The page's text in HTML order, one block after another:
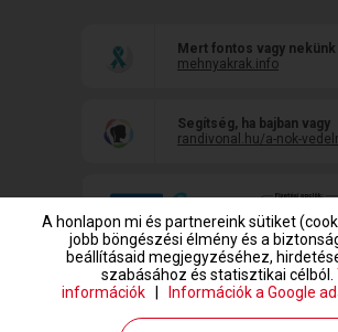
Mert fontos vagy nekünk
mehnyakrak.info
Segítség, ha bajban vagy
randivonal.hu/a-nok-
A honlapon mi és partnereink sütiket
jobb böngészési élmény és a
beállításaid megjegyzéséhez,
szabásához és statisztikai célból.
információk
Információk a Google